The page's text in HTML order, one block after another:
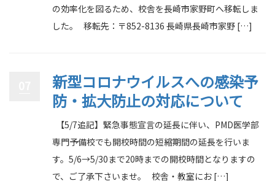
の効率化を図るため、校舎を長崎市家野町へ移転しま
した。 移転先：〒852-8136 長崎県長崎市家野 […]
新型コロナウイルスへの感染予
防・拡大防止の対応について
【5/7追記】緊急事態宣言の延長に伴い、PMD医学部
専門予備校でも開校時間の短縮期間の延長を行いま
す。5/6→5/30まで20時までの開校時間となりますの
で、ご了承下さいませ。 校舎・教室にお […]